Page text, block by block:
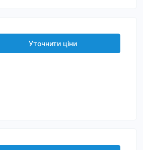
Уточнити ціни